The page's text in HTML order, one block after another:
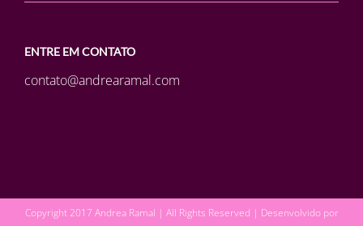
ENTRE EM CONTATO
contato@andrearamal.com
Copyright 2017 Andrea Ramal | All Rights Reserved | Desenvolvido por